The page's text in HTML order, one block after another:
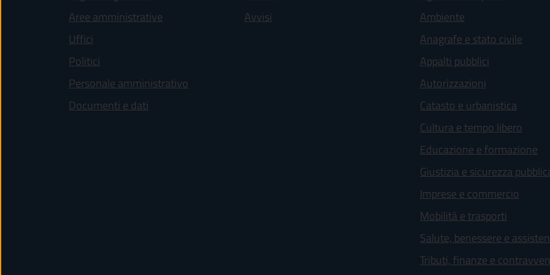
Aree amministrative
Uffici
Politici
Personale amministrativo
Documenti e dati
Avvisi
Ambiente
Anagrafe e stato civile
Appalti pubblici
Autorizzazioni
Catasto e urbanistica
Cultura e tempo libero
Educazione e formazione
Giustizia e sicurezza
Imprese e commercio
Mobilità e trasporti
Salute, benessere e
Tributi, finanze e